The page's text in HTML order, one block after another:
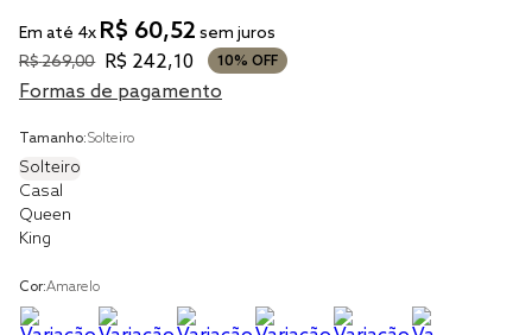
Em até 4x R$ 60,52 sem juros
R$269,00 R$ 242,10 10% OFF
Formas de pagamento
Tamanho:Solteiro
Solteiro
Casal
Queen
King
Cor:Amarelo
cobre leito
jogo cama